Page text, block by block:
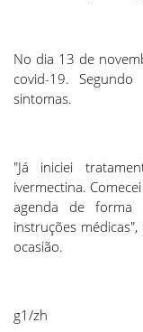
No dia 13 de
covid-19.
sintomas.
"Já iniciei
ivermectina.
agenda de forma
instruções
ocasião.
g1/zh